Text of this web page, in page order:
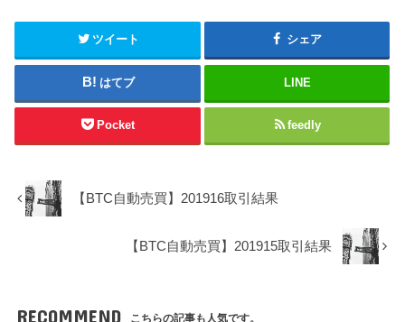
ツイート シェア
はてブ LINE
Pocket feedly
【BTC自動売買】201916取引結果
【BTC自動売買】201915取引結果
RECOMMEND こちらの記事も人気です。